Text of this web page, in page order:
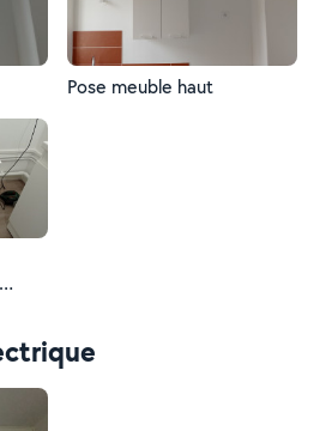
Pose meuble haut